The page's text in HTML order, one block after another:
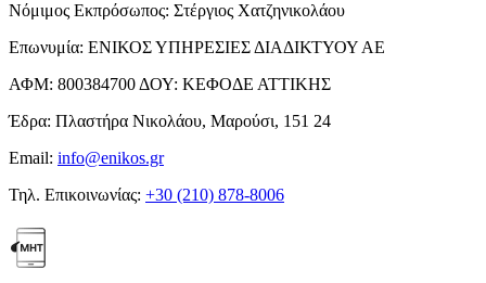
Νόμιμος Εκπρόσωπος: Στέργιος Χατζηνικολάου
Επωνυμία: ΕΝΙΚΟΣ ΥΠΗΡΕΣΙΕΣ ΔΙΑΔΙΚΤΥΟΥ ΑΕ
ΑΦΜ: 800384700ΔΟΥ: ΚΕΦΟΔΕ ΑΤΤΙΚΗΣ
Έδρα: Πλαστήρα Νικολάου, Μαρούσι, 151 24
Email: info@enikos.gr
Τηλ. Επικοινωνίας: +30 (210) 878-8006